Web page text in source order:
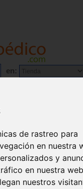
de rastreo para
en nuestra
y
en nuestra
nuestros
en: